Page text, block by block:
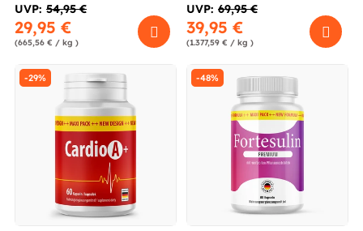
UVP: 54,95 €
29,95 €
(665,56 € / kg )
UVP: 69,95 €
39,95 €
(1.377,59 € / kg )
-29% -48%